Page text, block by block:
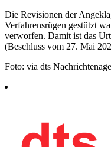
Die Revisionen der
Verfahrensrügen gestützt
verworfen. Damit ist das
(Beschluss vom 27. Mai
Foto: via dts